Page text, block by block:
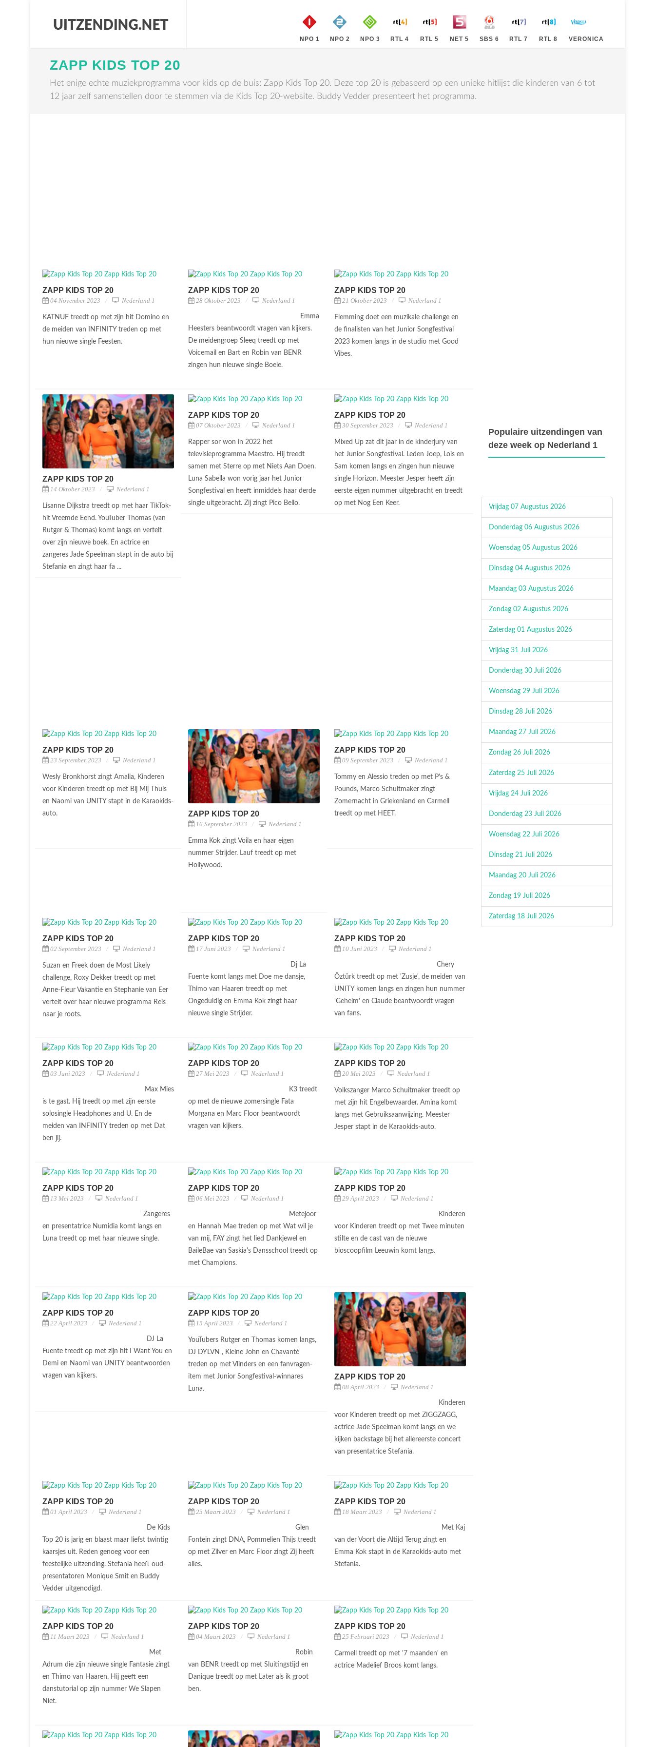
NPO 1 NPO 2 NPO 3 RTL 4 RTL 5 NET 5 SBS 6 RTL 7 RTL 8 VERONICA
ZAPP KIDS TOP 20
Het enige echte muziekprogramma voor kids op de buis: Zapp Kids Top 20. Deze top 20 is gebaseerd op een unieke hitlijst die kinderen van 6 tot
12 jaar zelf samenstellen door te stemmen via de Kids Top 20-website. Buddy Vedder presenteert het programma.
ZAPP KIDS TOP 20
04 November 2023 Nederland 1
KATNUF treedt op met zijn hit Domino en
de meiden van INFINITY treden op met
hun nieuwe single Feesten.
ZAPP KIDS TOP 20
28 Oktober 2023 Nederland 1
Emma
Heesters beantwoordt vragen van kijkers.
De meidengroep Sleeq treedt op met
Voicemail en Bart en Robin van BENR
zingen hun nieuwe single Boeie.
ZAPP KIDS TOP 20
21 Oktober 2023 Nederland 1
Flemming doet een muzikale challenge en
de finalisten van het Junior Songfestival
2023 komen langs in de studio met Good
Vibes.
ZAPP KIDS TOP 20
14 Oktober 2023 Nederland 1
Lisanne Dijkstra treedt op met haar TikTok-
hit Vreemde Eend. YouTuber Thomas (van
Rutger & Thomas) komt langs en vertelt
over zijn nieuwe boek. En actrice en
zangeres Jade Speelman stapt in de auto bij
Stefania en zingt haar fa ...
ZAPP KIDS TOP 20
07 Oktober 2023 Nederland 1
Rapper sor won in 2022 het
televisieprogramma Maestro. Hij treedt
samen met Sterre op met Niets Aan Doen.
Luna Sabella won vorig jaar het Junior
Songfestival en heeft inmiddels haar derde
single uitgebracht. Zij zingt Pico Bello.
ZAPP KIDS TOP 20
30 September 2023 Nederland 1
Mixed Up zat dit jaar in de kinderjury van
het Junior Songfestival. Leden Joep, Lois en
Sam komen langs en zingen hun nieuwe
single Horizon. Meester Jesper heeft zijn
eerste eigen nummer uitgebracht en treedt
op met Nog Een Keer.
ZAPP KIDS TOP 20
23 September 2023 Nederland 1
Wesly Bronkhorst zingt Amalia, Kinderen
voor Kinderen treedt op met Bij Mij Thuis
en Naomi van UNITY stapt in de Karaokids-
auto.
ZAPP KIDS TOP 20
16 September 2023 Nederland 1
Emma Kok zingt Voila en haar eigen
nummer Strijder. Lauf treedt op met
Hollywood.
ZAPP KIDS TOP 20
09 September 2023 Nederland 1
Tommy en Alessio treden op met P's &
Pounds, Marco Schuitmaker zingt
Zomernacht in Griekenland en Carmell
treedt op met HEET.
ZAPP KIDS TOP 20
02 September 2023 Nederland 1
Suzan en Freek doen de Most Likely
challenge, Roxy Dekker treedt op met
Anne-Fleur Vakantie en Stephanie van Eer
vertelt over haar nieuwe programma Reis
naar je roots.
ZAPP KIDS TOP 20
17 Juni 2023 Nederland 1
Dj La
Fuente komt langs met Doe me dansje,
Thimo van Haaren treedt op met
Ongeduldig en Emma Kok zingt haar
nieuwe single Strijder.
ZAPP KIDS TOP 20
10 Juni 2023 Nederland 1
Chery
Öztürk treedt op met 'Zusje', de meiden van
UNITY komen langs en zingen hun nummer
'Geheim' en Claude beantwoordt vragen
van fans.
ZAPP KIDS TOP 20
03 Juni 2023 Nederland 1
Max Mies
is te gast. Hij treedt op met zijn eerste
solosingle Headphones and U. En de
meiden van INFINITY treden op met Dat
ben jij.
ZAPP KIDS TOP 20
27 Mei 2023 Nederland 1
K3 treedt
op met de nieuwe zomersingle Fata
Morgana en Marc Floor beantwoordt
vragen van kijkers.
ZAPP KIDS TOP 20
20 Mei 2023 Nederland 1
Volkszanger Marco Schuitmaker treedt op
met zijn hit Engelbewaarder. Amina komt
langs met Gebruiksaanwijzing. Meester
Jesper stapt in de Karaokids-auto.
ZAPP KIDS TOP 20
13 Mei 2023 Nederland 1
Zangeres
en presentatrice Numidia komt langs en
Luna treedt op met haar nieuwe single.
ZAPP KIDS TOP 20
06 Mei 2023 Nederland 1
Metejoor
en Hannah Mae treden op met Wat wil je
van mij, FAY zingt het lied Dankjewel en
BaileBae van Saskia's Dansschool treedt op
met Champions.
ZAPP KIDS TOP 20
29 April 2023 Nederland 1
Kinderen
voor Kinderen treedt op met Twee minuten
stilte en de cast van de nieuwe
bioscoopfilm Leeuwin komt langs.
ZAPP KIDS TOP 20
22 April 2023 Nederland 1
DJ La
Fuente treedt op met zijn hit I Want You en
Demi en Naomi van UNITY beantwoorden
vragen van kijkers.
ZAPP KIDS TOP 20
15 April 2023 Nederland 1
YouTubers Rutger en Thomas komen langs,
DJ DYLVN , Kleine John en Chavanté
treden op met Vlinders en een fanvragen-
item met Junior Songfestival-winnares
Luna.
ZAPP KIDS TOP 20
08 April 2023 Nederland 1
Kinderen
voor Kinderen treedt op met ZIGGZAGG,
actrice Jade Speelman komt langs en we
kijken backstage bij het allereerste concert
van presentatrice Stefania.
ZAPP KIDS TOP 20
01 April 2023 Nederland 1
De Kids
Top 20 is jarig en blaast maar liefst twintig
kaarsjes uit. Reden genoeg voor een
feestelijke uitzending. Stefania heeft oud-
presentatoren Monique Smit en Buddy
Vedder uitgenodigd.
ZAPP KIDS TOP 20
25 Maart 2023 Nederland 1
Glen
Fontein zingt DNA, Pommelien Thijs treedt
op met Zilver en Marc Floor zingt Zij heeft
alles.
ZAPP KIDS TOP 20
18 Maart 2023 Nederland 1
Met Kaj
van der Voort die Altijd Terug zingt en
Emma Kok stapt in de Karaokids-auto met
Stefania.
ZAPP KIDS TOP 20
11 Maart 2023 Nederland 1
Met
Adrum die zijn nieuwe single Fantasie zingt
en Thimo van Haaren. Hij geeft een
danstutorial op zijn nummer We Slapen
Niet.
ZAPP KIDS TOP 20
04 Maart 2023 Nederland 1
Robin
van BENR treedt op met Sluitingstijd en
Danique treedt op met Later als ik groot
ben.
ZAPP KIDS TOP 20
25 Februari 2023 Nederland 1
Carmell treedt op met '7 maanden' en
actrice Madelief Broos komt langs.
Populaire uitzendingen van
deze week op Nederland 1
Vrijdag 07 Augustus 2026
Donderdag 06 Augustus 2026
Woensdag 05 Augustus 2026
Dinsdag 04 Augustus 2026
Maandag 03 Augustus 2026
Zondag 02 Augustus 2026
Zaterdag 01 Augustus 2026
Vrijdag 31 Juli 2026
Donderdag 30 Juli 2026
Woensdag 29 Juli 2026
Dinsdag 28 Juli 2026
Maandag 27 Juli 2026
Zondag 26 Juli 2026
Zaterdag 25 Juli 2026
Vrijdag 24 Juli 2026
Donderdag 23 Juli 2026
Woensdag 22 Juli 2026
Dinsdag 21 Juli 2026
Maandag 20 Juli 2026
Zondag 19 Juli 2026
Zaterdag 18 Juli 2026